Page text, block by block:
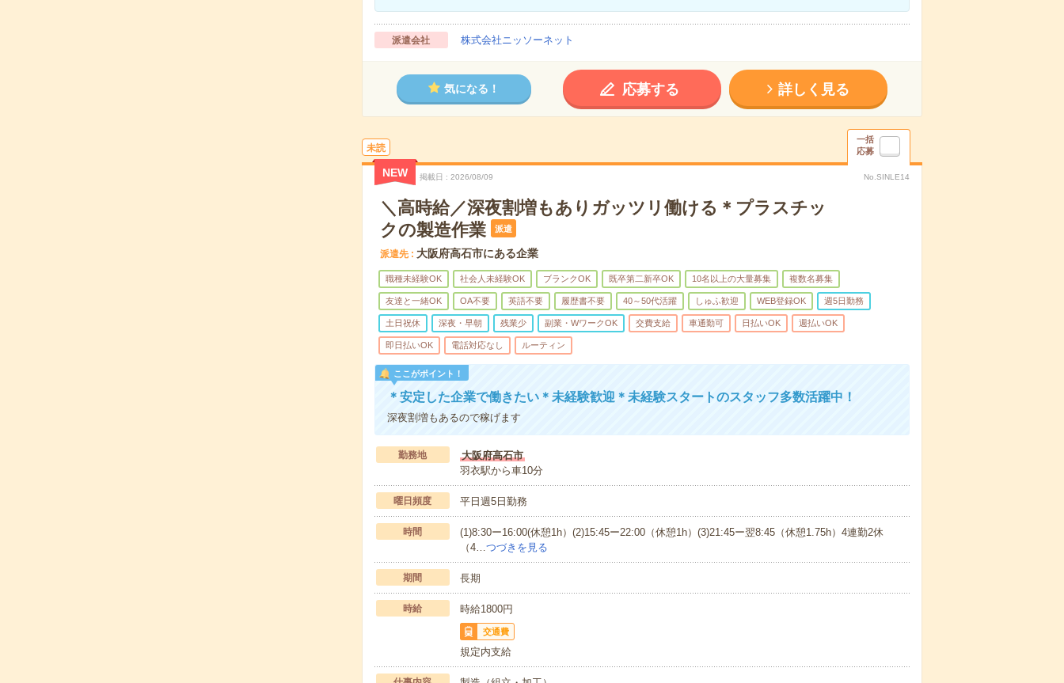
派遣会社 株式会社ニッソーネット
気になる！ 応募する 詳しく見る
未読
一括
応募
NEW 掲載日 2026/08/09 No.SINLE14
＼高時給／深夜割増もありガッツリ働ける＊プラスチッ
クの製造作業
派遣
派遣先 大阪府高石市にある企業
職種未経験OK 社会人未経験OK ブランクOK 既卒第二新卒OK 10名以上の大量募集 複数名募集
友達と一緒OK OA不要 英語不要 履歴書不要 40～50代活躍 しゅふ歓迎 WEB登録OK 週5日勤務
土日祝休 深夜・早朝 残業少 副業・WワークOK 交費支給 車通勤可 日払いOK 週払いOK
即日払いOK 電話対応なし ルーティン
ここがポイント！
＊安定した企業で働きたい＊未経験歓迎＊未経験スタートのスタッフ多数活躍中！
深夜割増もあるので稼げます
勤務地
大阪府高石市
羽衣駅から車10分
曜日頻度 平日週5日勤務
時間
(1)8:30ー16:00(休憩1h）(2)15:45ー22:00（休憩1h）(3)21:45ー翌8:45（休憩1.75h）4連勤2休
（4…つづきを見る
期間 長期
時給 時給1800円
交通費
規定内支給